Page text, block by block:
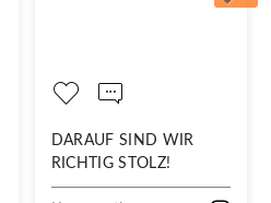
DARAUF SIND WIR
RICHTIG STOLZ!